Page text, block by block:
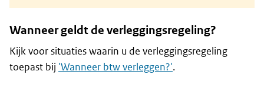
Wanneer geldt de verleggingsregeling?
Kijk voor situaties waarin u de verleggingsregeling
toepast bij 'Wanneer btw verleggen?'.